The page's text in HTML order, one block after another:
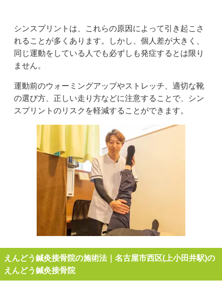
シンスプリントは、これらの原因によって引き起こさ
れることが多くあります。しかし、個人差が大きく、
同じ運動をしている人でも必ずしも発症するとは限り
ません。
運動前のウォーミングアップやストレッチ、適切な靴
の選び方、正しい走り方などに注意することで、シン
スプリントのリスクを軽減することができます。
えんどう鍼灸接骨院の施術法｜名古屋市西区(上小田井駅)の
えんどう鍼灸接骨院